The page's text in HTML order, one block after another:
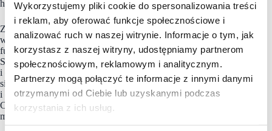
Wykorzystujemy pliki cookie do spersonalizowania treści
i reklam, aby oferować funkcje społecznościowe i
analizować ruch w naszej witrynie. Informacje o tym, jak
korzystasz z naszej witryny, udostępniamy partnerom
społecznościowym, reklamowym i analitycznym.
Partnerzy mogą połączyć te informacje z innymi danymi
otrzymanymi od Ciebie lub uzyskanymi podczas
korzystania z ich usług.
handlowych.
Zespół Nhood Services Poland
tworzy innowacyjne
wielofunkcyjne projekty o wyjątkowej skali, licznych
funkcjach i zgodnie z zasadami zrównoważonego rozwoju.
Są to przestrzenie przyjazne lokalnym społecznościom
i dopasowane do istniejącej tkanki miejskiej. Firma podejmuje
się także innych ambitnych projektów deweloperskich
i obsługuje transakcje sprzedaży terenów inwestycyjnych
Ceetrus Polska o powierzchni 160 ha, oferując klientom nowe
możliwości biznesowe.